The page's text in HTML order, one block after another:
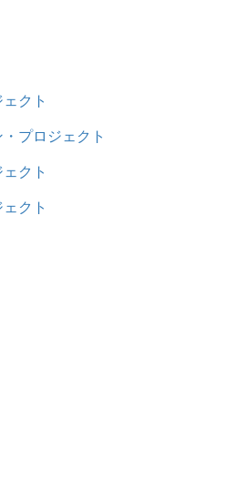
クト
プロジェクト
クト
クト